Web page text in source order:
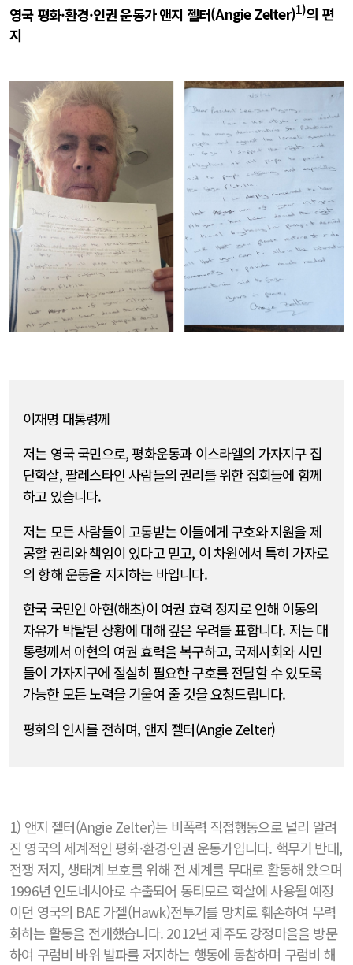
영국 평화·환경·인권운동가 앤지 젤터(Angie Zelter)1)의 편
지
이재명 대통령께
저는 영국 국민으로, 평화운동과 이스라엘의 가자지구 집
단학살, 팔레스타인 사람들의 권리를 위한 집회들에 함께
하고 있습니다.
저는 모든 사람들이 고통받는 이들에게 구호와 지원을 제
공할 권리와 책임이 있다고 믿고, 이 차원에서 특히 가자로
의 항해 운동을 지지하는 바입니다.
한국 국민인 아현(해초)이 여권 효력 정지로 인해 이동의
자유가 박탈된 상황에 대해 깊은 우려를 표합니다. 저는 대
통령께서 아현의 여권 효력을 복구하고, 국제사회와 시민
들이 가자지구에 절실히 필요한 구호를 전달할 수 있도록
가능한 모든 노력을 기울여 줄 것을 요청드립니다.
평화의 인사를 전하며, 앤지 젤터(Angie Zelter)
1) 앤지 젤터(Angie Zelter)는 비폭력 직접행동으로 널리 알려
진 영국의 세계적인 평화·환경·인권 운동가입니다. 핵무기 반대,
전쟁 저지, 생태계 보호를 위해 전 세계를 무대로 활동해 왔으며
1996년 인도네시아로 수출되어 동티모르 학살에 사용될 예정
이던 영국의 BAE 가젤(Hawk)전투기를 망치로 훼손하여 무력
화하는 활동을 전개했습니다. 2012년 제주도 강정마을을 방문
하여 구럼비 바위 발파를 저지하는 행동에 동참하며 구럼비 해